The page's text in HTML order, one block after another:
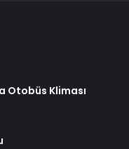
Otobüs Kliması